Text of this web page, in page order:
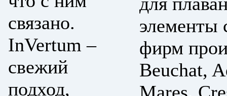
связано.
InVertum –
свежий
подход,
элементы
фирм
Beuchat,